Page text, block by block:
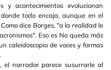
y acontecimientos evolucionan
todo encaja, aunque en el
dice Borges, "a la realidad le
Eso es No queda más
caleidoscopio de voces y formas
el narrador parece susurrarle al